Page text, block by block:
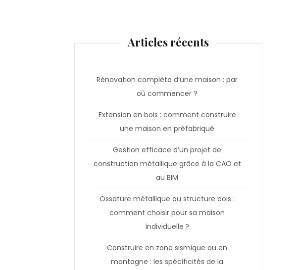
Articles récents
Rénovation complète d’une maison : par
où commencer ?
Extension en bois : comment construire
une maison en préfabriqué
Gestion efficace d’un projet de
construction métallique grâce à la CAO et
au BIM
Ossature métallique ou structure bois :
comment choisir pour sa maison
individuelle ?
Construire en zone sismique ou en
montagne : les spécificités de la